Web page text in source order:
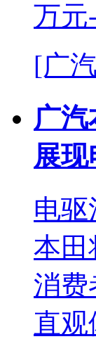
万元
[广
广汽
展
电驱
本田
消费
直